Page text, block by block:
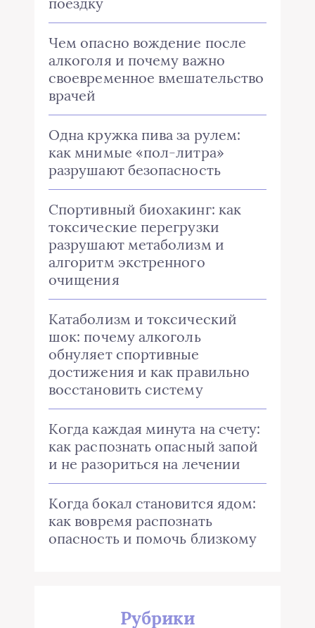
Чем опасно вождение после
алкоголя и почему важно
своевременное вмешательство
врачей
Одна кружка пива за рулем:
как мнимые «пол-литра»
разрушают безопасность
Спортивный биохакинг: как
токсические перегрузки
разрушают метаболизм и
алгоритм экстренного
очищения
Катаболизм и токсический
шок: почему алкоголь
обнуляет спортивные
достижения и как правильно
восстановить систему
Когда каждая минута на счету:
как распознать опасный запой
и не разориться на лечении
Когда бокал становится ядом:
как вовремя распознать
опасность и помочь близкому
Рубрики